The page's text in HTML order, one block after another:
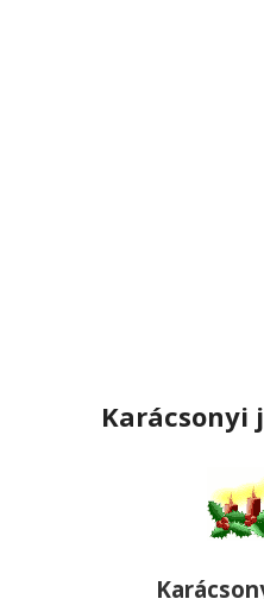
Karácsonyi